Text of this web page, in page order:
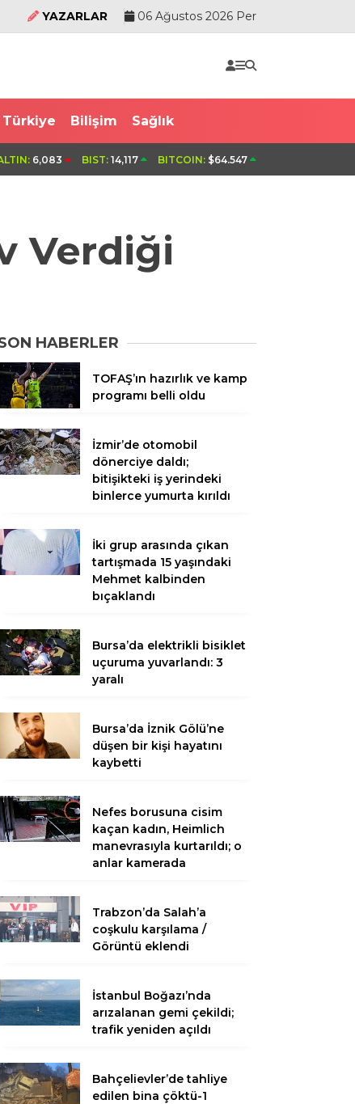
YAZARLAR 06 Ağustos 2026 Per
Türkiye Bilişim Sağlık
15 yaşındaki Mehmet Bursa’da elektrikli bisiklet
6,083 BIST: 14,117 BITCOIN: $64.547
Verdiği
HABERLER
TOFAŞ’ın hazırlık ve kamp
programı belli oldu
İzmir’de otomobil
dönerciye daldı;
bitişikteki iş yerindeki
binlerce yumurta kırıldı
İki grup arasında çıkan
tartışmada 15 yaşındaki
Mehmet kalbinden
bıçaklandı
Bursa’da elektrikli bisiklet
uçuruma yuvarlandı: 3
yaralı
Bursa’da İznik Gölü’ne
düşen bir kişi hayatını
kaybetti
Nefes borusuna cisim
kaçan kadın, Heimlich
manevrasıyla kurtarıldı; o
anlar kamerada
Trabzon’da Salah’a
coşkulu karşılama /
Görüntü eklendi
İstanbul Boğazı’nda
arızalanan gemi çekildi;
trafik yeniden açıldı
Bahçelievler’de tahliye
edilen bina çöktü-1